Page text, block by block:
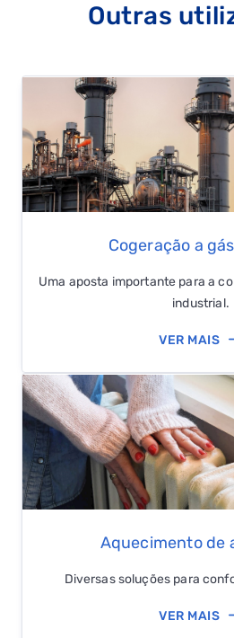
Potência total: até 18 MW.
Potência absorvida: cerca de
de vapor.
Outras
Cogeração a
Uma aposta importante para a
industrial.
VER MAIS
Aquecimento de
Diversas soluções para
VER MAIS